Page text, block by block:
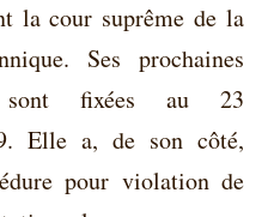
la cour suprême de la
Ses prochaines
sont fixées au 23
Elle a, de son côté,
pour violation de